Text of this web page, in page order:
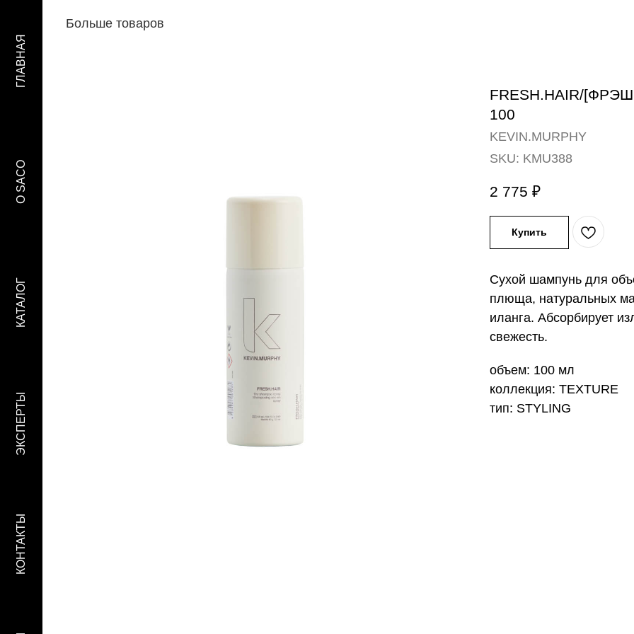
Больше товаров
FRESH.HAIR/
100
KEVIN.MURPHY
SKU: KMU388
2 775 ₽
Купить
Сухой шампунь для
плюща, натуральных
иланга. Абсорбирует
свежесть.
объем: 100 мл
коллекция: TEXTURE
тип: STYLING
КОНТАКТЫ
ЭКСПЕРТЫ
КАТАЛОГ
O SACO
ГЛАВНАЯ